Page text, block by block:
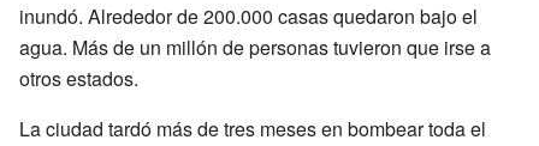
inundó. Alrededor de 200.000 casas quedaron bajo el
agua. Más de un millón de personas tuvieron que irse a
otros estados.
La ciudad tardó más de tres meses en bombear toda el